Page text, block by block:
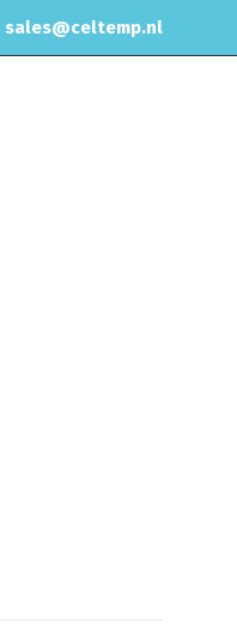
sales@celtemp.nl